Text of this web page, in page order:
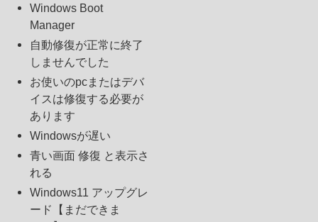
Windows Boot
Manager
自動修復が正常に終了
しませんでした
お使いのpcまたはデバ
イスは修復する必要が
あります
Windowsが遅い
青い画面 修復 と表示さ
れる
Windows11 アップグレ
ード【まだできま